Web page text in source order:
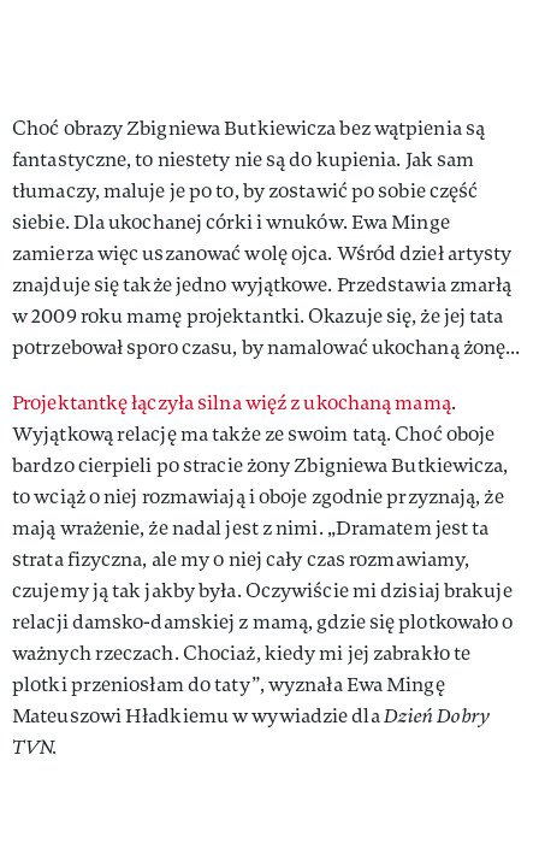
Choć obrazy Zbigniewa Butkiewicza bez wątpienia są
fantastyczne, to niestety nie są do kupienia. Jak sam
tłumaczy, maluje je po to, by zostawić po sobie część
siebie. Dla ukochanej córki i wnuków. Ewa Minge
zamierza więc uszanować wolę ojca. Wśród dzieł artysty
znajduje się także jedno wyjątkowe. Przedstawia zmarłą
w 2009 roku mamę projektantki. Okazuje się, że jej tata
potrzebował sporo czasu, by namalować ukochaną żonę...
Projektantkę łączyła silna więź z ukochaną mamą.
Wyjątkową relację ma także ze swoim tatą. Choć oboje
bardzo cierpieli po stracie żony Zbigniewa Butkiewicza,
to wciąż o niej rozmawiają i oboje zgodnie przyznają, że
mają wrażenie, że nadal jest z nimi. „Dramatem jest ta
strata fizyczna, ale my o niej cały czas rozmawiamy,
czujemy ją tak jakby była. Oczywiście mi dzisiaj brakuje
relacji damsko-damskiej z mamą, gdzie się plotkowało o
ważnych rzeczach. Chociaż, kiedy mi jej zabrakło te
plotki przeniosłam do taty”, wyznała Ewa Mingę
Mateuszowi Hładkiemu w wywiadzie dlaDzień Dobry
TVN.